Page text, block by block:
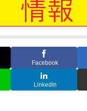
Facebook
LinkedIn